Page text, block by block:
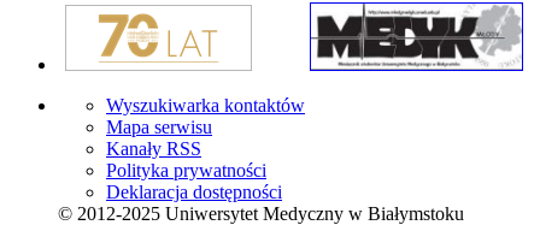
Wyszukiwarka kontaktów
Mapa serwisu
Kanały RSS
Polityka prywatności
Deklaracja dostępności
© 2012-2025 Uniwersytet Medyczny w Białymstoku